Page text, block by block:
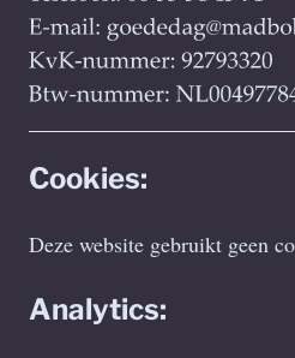
Cookies:
Deze website gebruikt geen
Analytics: